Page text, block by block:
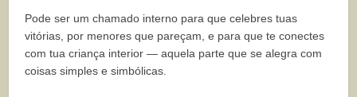
Pode ser um chamado interno para que celebres tuas
vitórias, por menores que pareçam, e para que te conectes
com tua criança interior — aquela parte que se alegra com
coisas simples e simbólicas.